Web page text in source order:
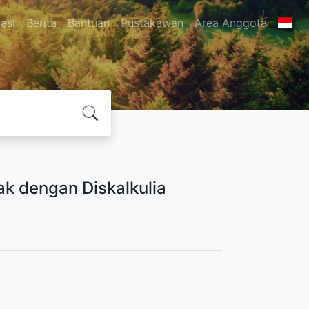
Berita Bantuan Pustakawan Area Anggota
dengan Diskalkulia